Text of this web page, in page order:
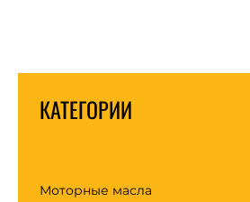
КАТЕГОРИИ
Моторные масла